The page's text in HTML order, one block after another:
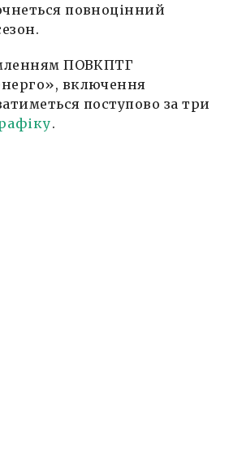
повноцінний
ПОВКПТГ
включення
поступово за три
.